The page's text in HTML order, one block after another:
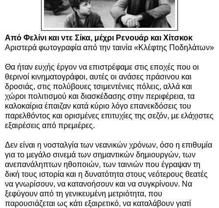
Από Φελίνι και ντε Σίκα, μέχρι Ρενουάρ και Χίτσκοκ
Αριστερά φωτογραφία από την ταινία «Κλέφτης Ποδηλάτων»
Θα ήταν ευχής έργον να επιστρέφαμε στις εποχές που οι
θερινοί κινηματογράφοι, αυτές οι ανάσες πράσινου και
δροσιάς, στις πολύβουες τσιμεντένιες πόλεις, αλλά και
χώροι πολιτισμού και διασκέδασης στην περιφέρεια, τα
καλοκαίρια έπαιζαν κατά κύριο λόγο επανεκδόσεις του
παρελθόντος και ορισμένες επιτυχίες της σεζόν, με ελάχιστες
εξαιρέσεις από πρεμιέρες.
Δεν είναι η νοσταλγία των νεανικών χρόνων, όσο η επιθυμία
για το μεγάλο σινεμά των σημαντικών δημιουργών, των
ανεπανάληπτων ηθοποιών, των ταινιών που έγραψαν τη
δική τους ιστορία και η δυνατότητα στους νεότερους θεατές
να γνωρίσουν, να κατανοήσουν και να συγκρίνουν. Να
ξεφύγουν από τη γενικευμένη μετριότητα, που
παρουσιάζεται ως κάτι εξαιρετικό, να καταλάβουν γιατί